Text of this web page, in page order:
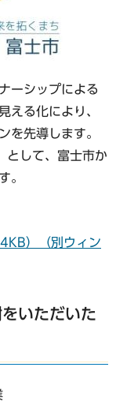
ーシップによる
える化により、
を先導します。
として、富士市か
。
）（別ウィン
いただいた